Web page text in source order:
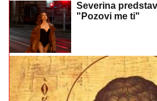
Severina
"Pozovi me ti"